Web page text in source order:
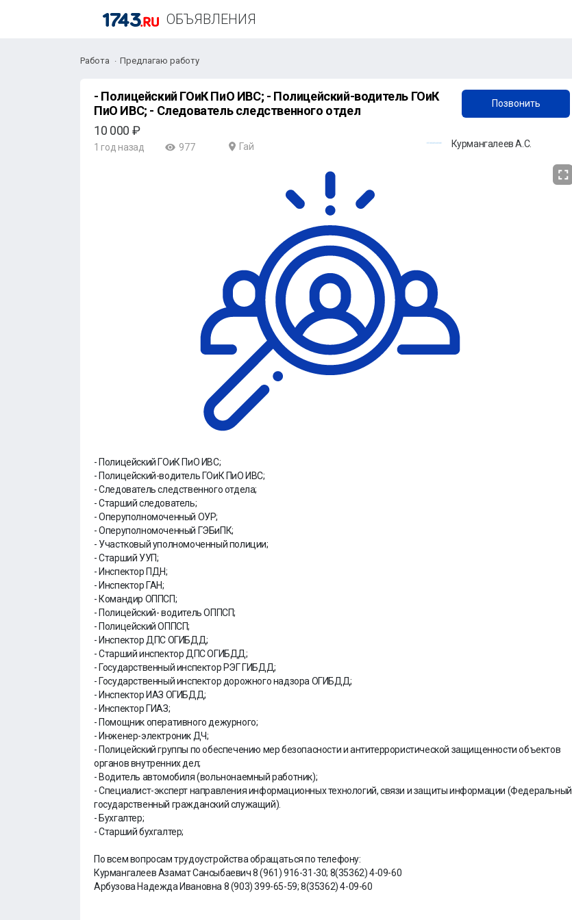
ОБЪЯВЛЕНИЯ
+7 (961) 932-96-00
Работа Предлагаю работу
- Полицейский ГОиК ПиО ИВС; - Полицейский-водитель ГОиК
ПиО ИВС; - Следователь следственного отдел
Позвонить
10 000 ₽
1 год назад 977 Гай Курмангалеев А.С.
- Полицейский ГОиК ПиО ИВС;
- Полицейский-водитель ГОиК ПиО ИВС;
- Следователь следственного отдела;
- Старший следователь;
- Оперуполномоченный ОУР;
- Оперуполномоченный ГЭБиПК;
- Участковый уполномоченный полиции;
- Старший УУП;
- Инспектор ПДН;
- Инспектор ГАН;
- Командир ОППСП;
- Полицейский- водитель ОППСП;
- Полицейский ОППСП;
- Инспектор ДПС ОГИБДД;
- Старший инспектор ДПС ОГИБДД;
- Государственный инспектор РЭГ ГИБДД;
- Государственный инспектор дорожного надзора ОГИБДД;
- Инспектор ИАЗ ОГИБДД;
- Инспектор ГИАЗ;
- Помощник оперативного дежурного;
- Инженер-электроник ДЧ;
- Полицейский группы по обеспечению мер безопасности и антитеррористической защищенности объектов
органов внутренних дел;
- Водитель автомобиля (вольнонаемный работник);
- Специалист-эксперт направления информационных технологий, связи и защиты информации (Федеральный
государственный гражданский служащий).
- Бухгалтер;
- Старший бухгалтер;
По всем вопросам трудоустройства обращаться по телефону:
Курмангалеев Азамат Сансыбаевич 8 (961) 916-31-30; 8(35362) 4-09-60
Арбузова Надежда Ивановна 8 (903) 399-65-59; 8(35362) 4-09-60